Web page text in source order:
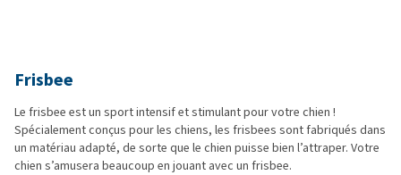
Frisbee
Le frisbee est un sport intensif et stimulant pour votre chien !
Spécialement conçus pour les chiens, les frisbees sont fabriqués dans
un matériau adapté, de sorte que le chien puisse bien l’attraper. Votre
chien s’amusera beaucoup en jouant avec un frisbee.